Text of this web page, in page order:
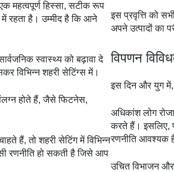
महत्वपूर्ण हिस्सा, सटीक रूप
रहता है। उम्मीद है कि आने
स्वास्थ्य को बढ़ावा दे
विभिन्न शहरी सेटिंग्स में।
संलग्न होते हैं, जैसे फिटनेस,
हैं, तो शहरी सेटिंग में विभिन्न
रणनीति हो सकती है जिसे आप
इस प्रवृत्ति को
अपने उत्पादों का
विपणन
इस दिन और युग
अधिकांश लोग
करते हैं। इसलिए,
रणनीति आवश्यक
उचित विभाजन